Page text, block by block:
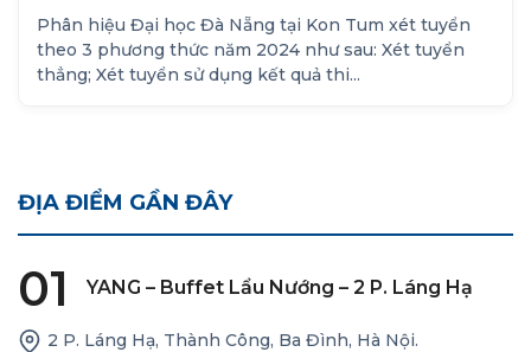
Phân hiệu Đại học Đà Nẵng tại Kon Tum xét tuyển
theo 3 phương thức năm 2024 như sau: Xét tuyển
thẳng; Xét tuyển sử dụng kết quả thi...
ĐỊA ĐIỂM GẦN ĐÂY
01 YANG – Buffet Lẩu Nướng – 2 P. Láng Hạ
2 P. Láng Hạ, Thành Công, Ba Đình, Hà Nội.